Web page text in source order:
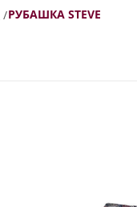
РУБАШКА STEVE